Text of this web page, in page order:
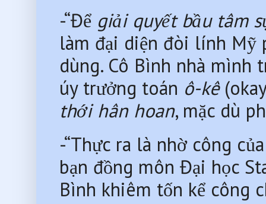
-“Để giải quyết bầu tâm
làm đại diện đòi lính Mỹ
dùng. Cô Bình nhà mình
úy trưởng toán ô-kê
thới hân hoan, mặc dù
-“Thực ra là nhờ công
bạn đồng môn Đại học
Bình khiêm tốn kể công